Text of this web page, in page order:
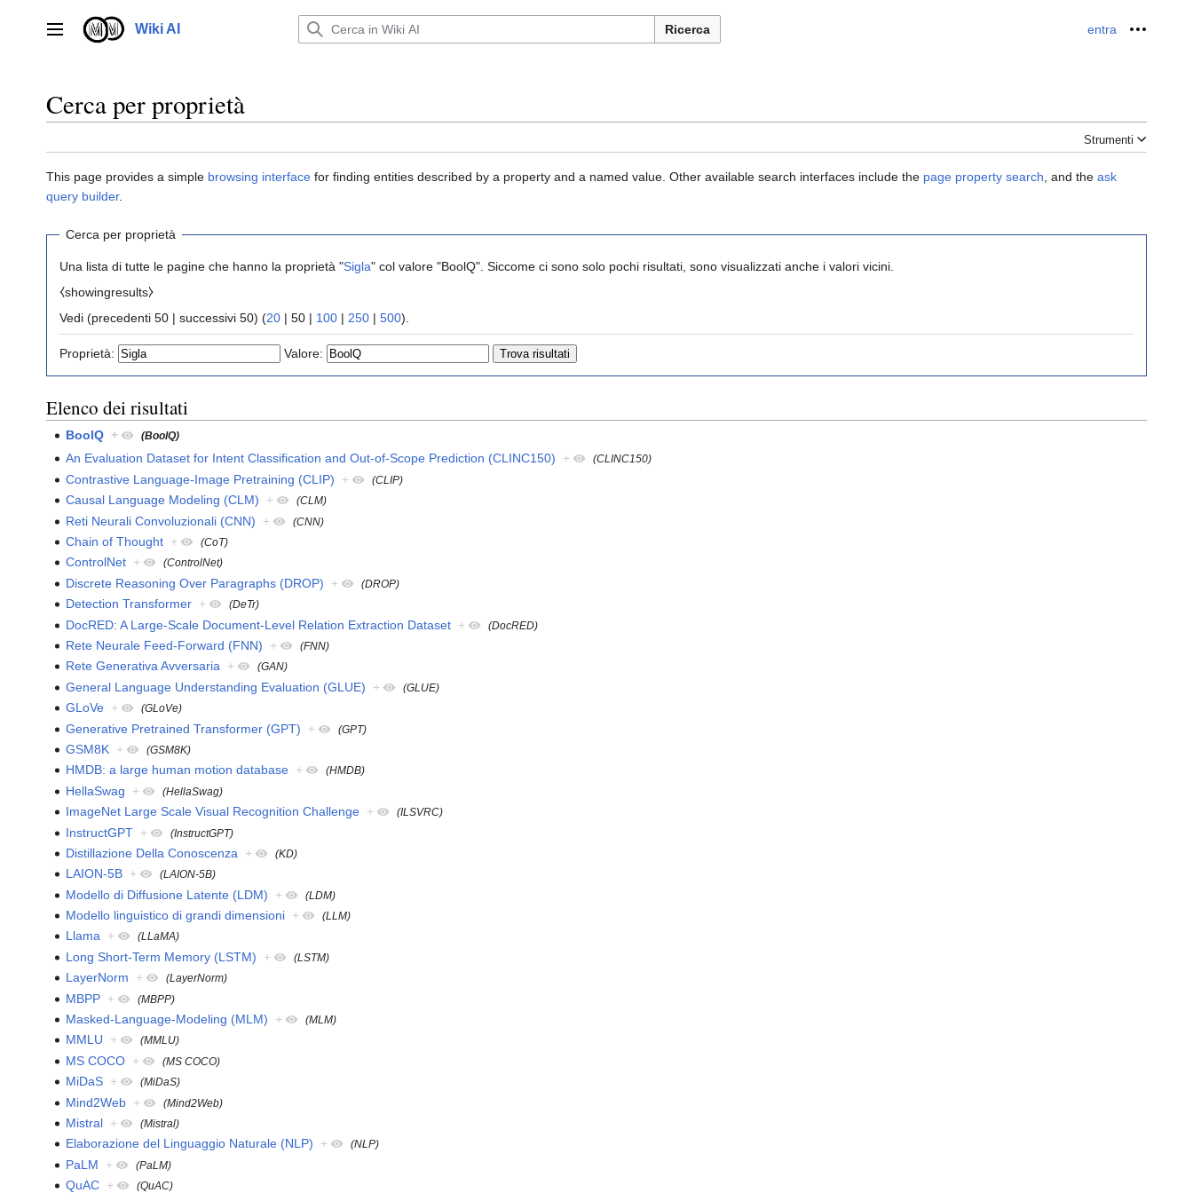
contenutoMenu principale
Wiki AI Ricerca entra
Cerca per proprietà
Strumenti
This page provides a simple browsing interface for finding entities described by a property and a named value. Other available search interfaces include the page property search , and the ask
query builder.
Cerca per proprietà
Una lista di tutte le pagine che hanno la proprietà "Sigla" col valore "BoolQ". Siccome ci sono solo pochi risultati, sono visualizzati anche i valori vicini.
⧼showingresults⧽
Vedi (precedenti 50 | successivi 50) (20 | 50 | 100 | 250 | 500).
Proprietà: Valore:
Elenco dei risultati
BoolQ + (BoolQ)
An Evaluation Dataset for Intent Classification and Out-of-Scope Prediction (CLINC150) + (CLINC150)
Contrastive Language-Image Pretraining (CLIP) + (CLIP)
Causal Language Modeling (CLM) + (CLM)
Reti Neurali Convoluzionali (CNN) + (CNN)
Chain of Thought + (CoT)
ControlNet + (ControlNet)
Discrete Reasoning Over Paragraphs (DROP) + (DROP)
Detection Transformer + (DeTr)
DocRED: A Large-Scale Document-Level Relation Extraction Dataset + (DocRED)
Rete Neurale Feed-Forward (FNN) + (FNN)
Rete Generativa Avversaria + (GAN)
General Language Understanding Evaluation (GLUE) + (GLUE)
GLoVe + (GLoVe)
Generative Pretrained Transformer (GPT) + (GPT)
GSM8K + (GSM8K)
HMDB: a large human motion database + (HMDB)
HellaSwag + (HellaSwag)
ImageNet Large Scale Visual Recognition Challenge + (ILSVRC)
InstructGPT + (InstructGPT)
Distillazione Della Conoscenza + (KD)
LAION-5B + (LAION-5B)
Modello di Diffusione Latente (LDM) + (LDM)
Modello linguistico di grandi dimensioni + (LLM)
Llama + (LLaMA)
Long Short-Term Memory (LSTM) + (LSTM)
LayerNorm + (LayerNorm)
MBPP + (MBPP)
Masked-Language-Modeling (MLM) + (MLM)
MMLU + (MMLU)
MS COCO + (MS COCO)
MiDaS + (MiDaS)
Mind2Web + (Mind2Web)
Mistral + (Mistral)
Elaborazione del Linguaggio Naturale (NLP) + (NLP)
PaLM + (PaLM)
QuAC + (QuAC)